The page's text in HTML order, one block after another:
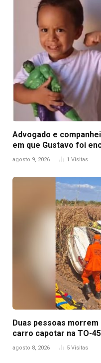
Advogado e
em que Gustavo foi
agosto 9, 2026 1 Visitas
Duas pessoas
carro capotar na TO-
agosto 8, 2026 5 Visitas